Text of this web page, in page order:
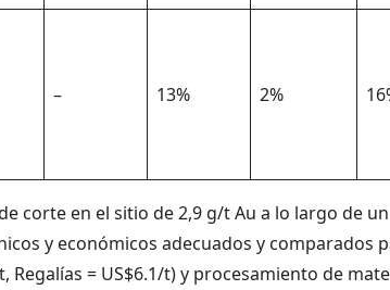
– 13% 2%
corte en el sitio de 2,9 g/t Au a lo largo de
y económicos adecuados y comparados
Regalías = US$6.1/t) y procesamiento de